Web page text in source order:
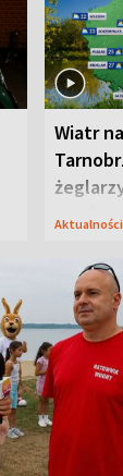
Wiatr
Aktualności